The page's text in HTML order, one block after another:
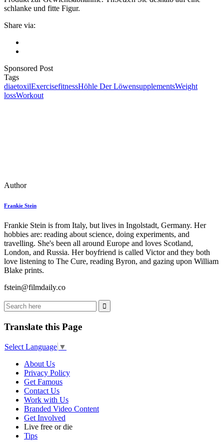
schlanke und fitte Figur.
Share via:
Sponsored Post
Tags
diaetoxilExercisefitnessHöhle Der LöwensupplementsWeight
lossWorkout
Author
Frankie Stein
Frankie Stein is from Italy, but lives in Ingolstadt, Germany. Her
hobbies are: reading about science, doing experiments, and
travelling. She's been all around Europe and loves Scotland,
London, and Russia. Her boyfriend is called Victor and they both
love listening to The Cure, reading Byron, and gazing upon William
Blake prints.
fstein@filmdaily.co
Translate this Page
Select Language ▼
About Us
Privacy Policy
Get Famous
Contact Us
Work with Us
Branded Video Content
Get Involved
Live free or die
Tips